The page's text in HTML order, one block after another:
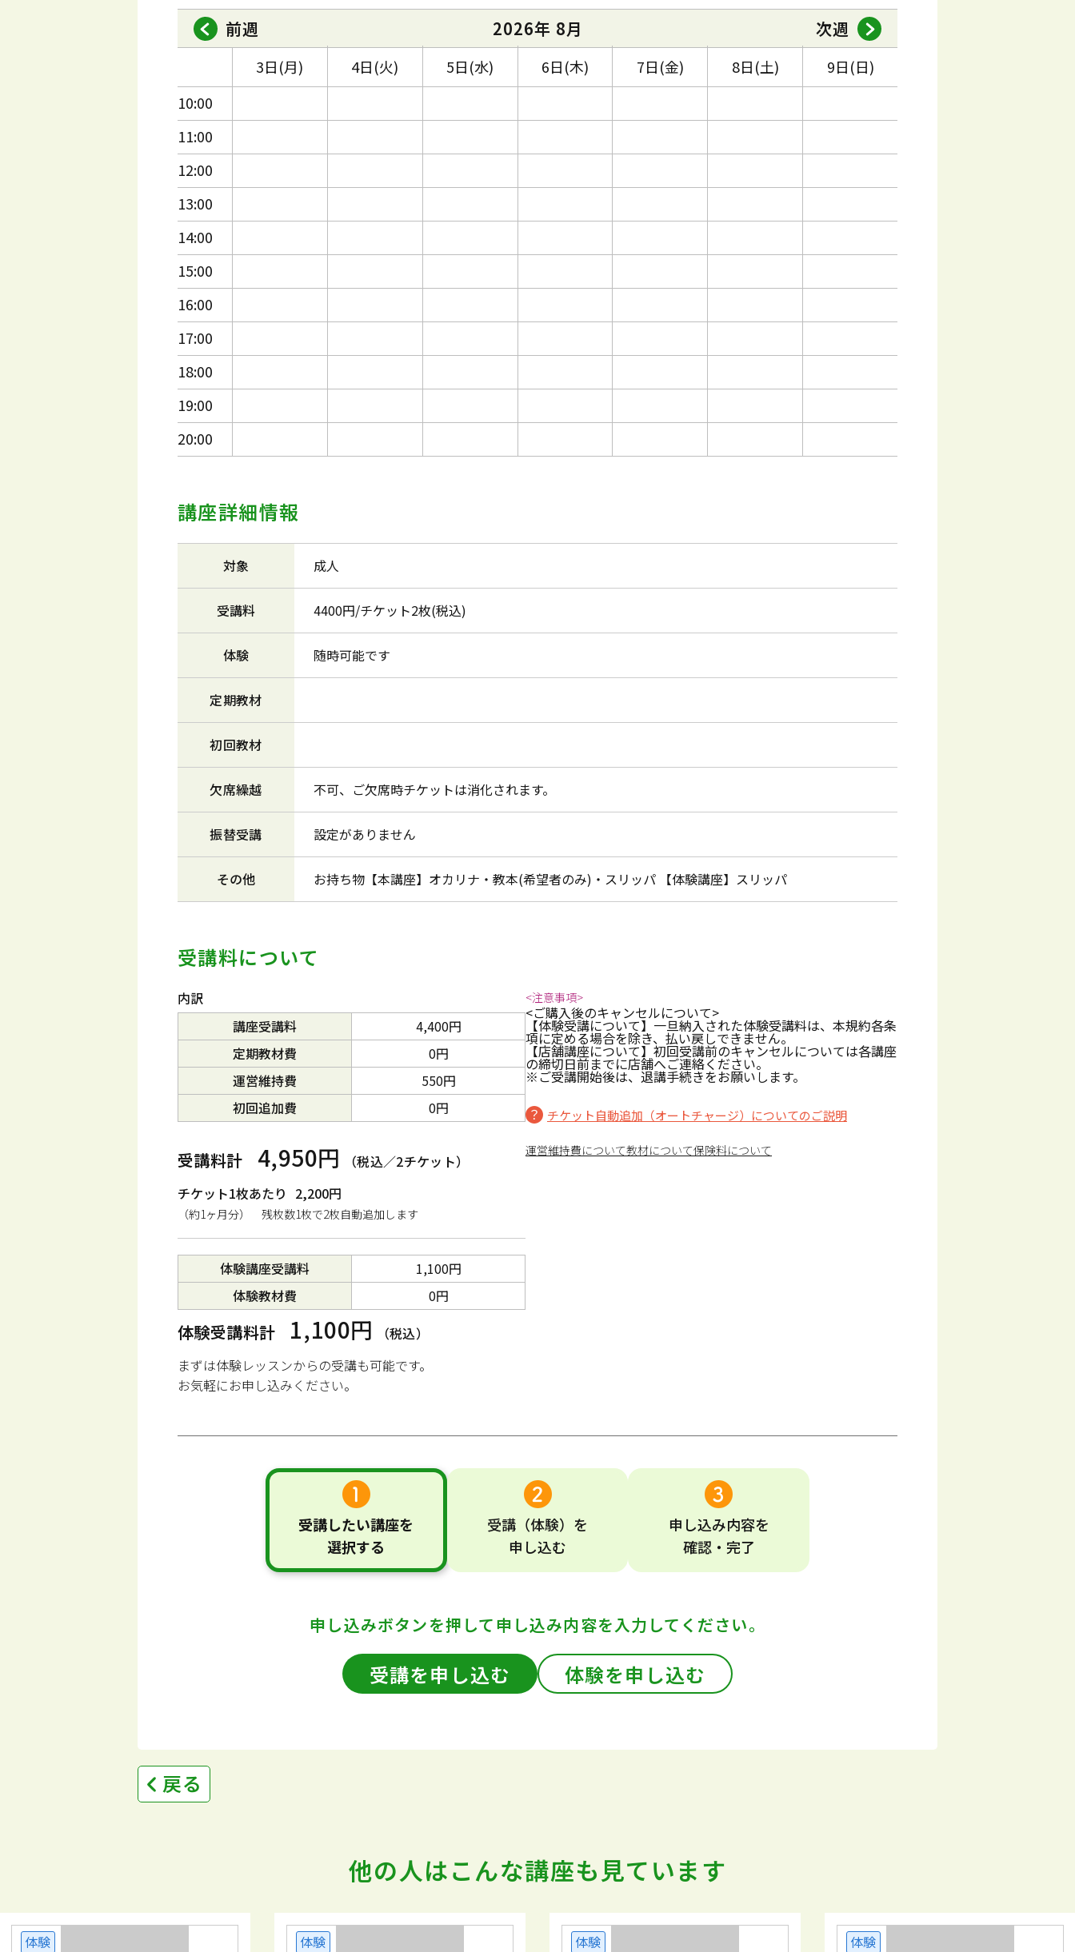
前週
2026年 8月 次週
10:00
11:00
12:00
13:00
14:00
15:00
16:00
17:00
18:00
19:00
20:00
3日(月) 4日(火) 5日(水) 6日(木) 7日(金) 8日(土) 9日(日)
講座詳細情報
対象 成人
受講料 4400円/チケット2枚(税込)
体験 随時可能です
定期教材
初回教材
欠席繰越 不可、ご欠席時チケットは消化されます。
振替受講 設定がありません
その他 お持ち物【本講座】オカリナ・教本(希望者のみ)・スリッパ 【体験講座】スリッパ
受講料について
内訳
講座受講料
4,400円
定期教材費
0円
運営維持費
550円
初回追加費
0円
受講料計 4,950円
（税込／2チケット）
チケット1枚あたり 2,200円
（約1ヶ月分） 残枚数1枚で2枚自動追加します
体験講座受講料
1,100円
体験教材費
0円
体験受講料計 1,100円
（税込）
まずは体験レッスンからの受講も可能です。
お気軽にお申し込みください。
<注意事項>
<ご購入後のキャンセルについて>
【体験受講について】一旦納入された体験受講料は、本規約各条
項に定める場合を除き、払い戻しできません。
【店舗講座について】初回受講前のキャンセルについては各講座
の締切日前までに店舗へご連絡ください。
※ご受講開始後は、退講手続きをお願いします。
チケット自動追加（オートチャージ）についてのご説明
運営維持費について教材について保険料について
受講したい講座を
選択する
受講 （体験） を
申し込む
申し込み内容を
確認・完了
申し込みボタンを押して申し込み内容を入力してください。
受講を申し込む 体験を申し込む
戻る
他の人はこんな講座も見ています
体験 体験 体験 体験